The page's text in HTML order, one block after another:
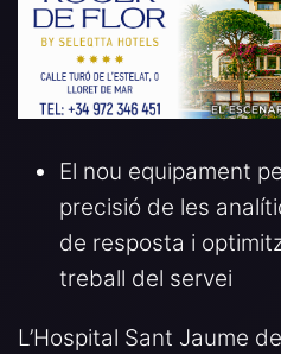
El nou equipament
precisió de les
de resposta i
treball del servei
L’Hospital Sant Jaume